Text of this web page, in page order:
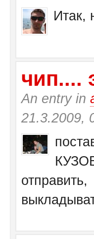
Итак,
чип....
An entry in
21.3.2009,